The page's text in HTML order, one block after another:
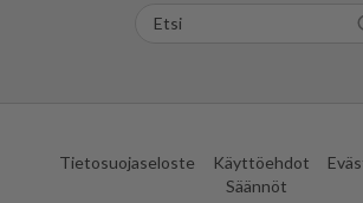
Tietosuojaseloste Käyttöehdot
Säännöt